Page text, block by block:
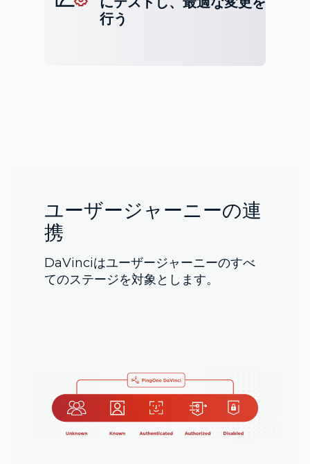
行う
ユーザージャーニーの連
携
DaVinciはユーザージャーニーのすべ
てのステージを対象とします。